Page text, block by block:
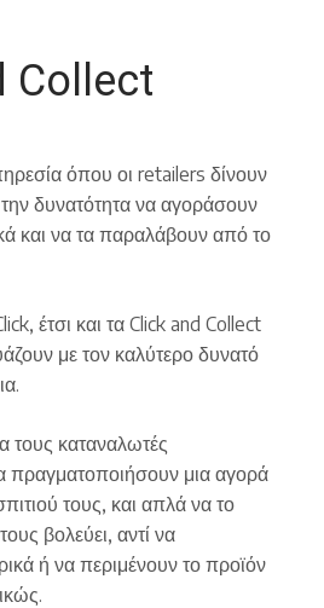
Collect
όπου οι retailers δίνουν
δυνατότητα να αγοράσουν
και να τα παραλάβουν από το
έτσι και τα Click and Collect
με τον καλύτερο δυνατό
τους καταναλωτές
μια αγορά
τους, και απλά να το
βολεύει, αντί να
ή να περιμένουν το προϊόν